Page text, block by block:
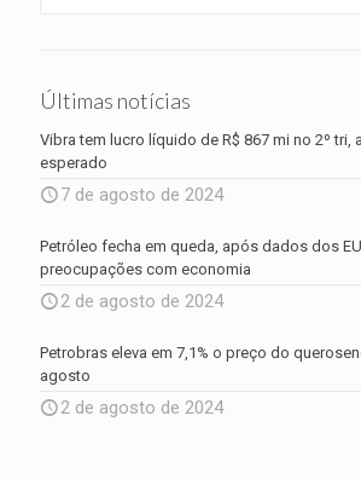
Últimas notícias
Vibra tem lucro líquido de R$ 867 mi no 2º tri,
esperado
7 de agosto de 2024
Petróleo fecha em queda, após dados dos
preocupações com economia
2 de agosto de 2024
Petrobras eleva em 7,1% o preço do
agosto
2 de agosto de 2024